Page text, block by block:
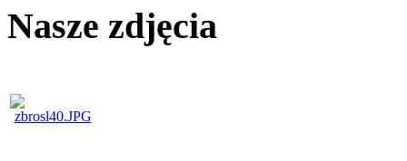
Nasze zdjęcia